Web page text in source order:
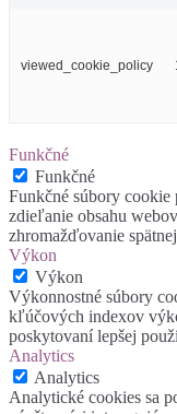
viewed_cookie_policy
Funkčné
Funkčné
Funkčné súbory
zdieľanie obsahu
zhromažďovanie
Výkon
Výkon
Výkonnostné súbory
kľúčových indexov
poskytovaní lepšej
Analytics
Analytics
Analytické cookies sa